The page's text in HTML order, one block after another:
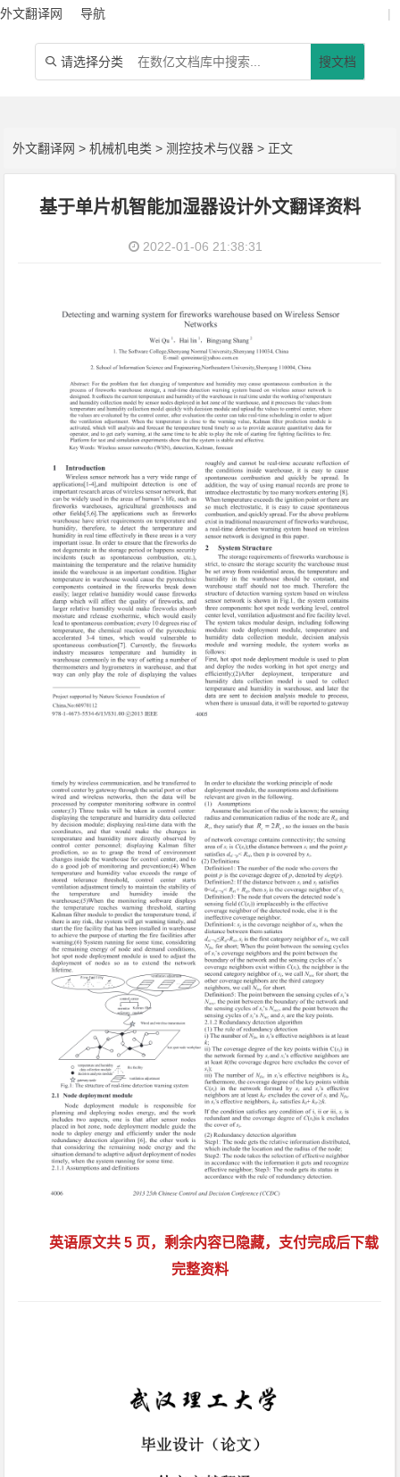
外文翻译网 导航 |
 请选择分类 搜文档
外文翻译网 >机械机电类 > 测控技术与仪器 > 正文
基于单片机智能加湿器设计外文翻译资料
2022-01-06 21:38:31
英语原文共 5 页，剩余内容已隐藏，支付完成后下载
完整资料